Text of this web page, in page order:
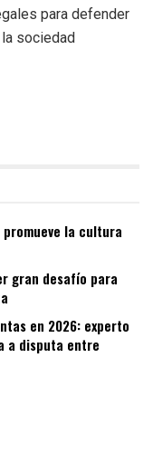
para defender
sociedad
la cultura
gran desafío para
en 2026: experto
a disputa entre